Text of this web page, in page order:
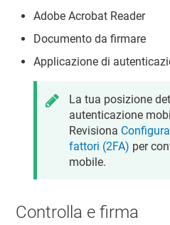
Adobe Acrobat Reader
Documento da firmare
Applicazione di
La tua posizione
autenticazione
Revisiona
fattori (2FA) per
mobile.
Controlla e firma